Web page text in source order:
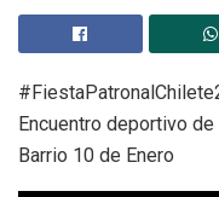
Encuentro deportivo
Barrio 10 de Enero